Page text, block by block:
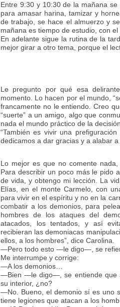
Entre 9:30 y 10:30 de la mañana
para amasar harina, tamizar y
de trabajo, se hace el almuerzo y
mañana es tiempo de estudio, con
En adelante sigue la rutina de la
mejor girar a otro tema, porque el
Le pregunto por qué esa
momento. Lo hacen por el mundo,
francamente no le entiendo. Creo
“suerte” a un amigo, algo que
nada el mundo práctico de la
“También es vivir una
dedicamos a dar gracias y a alabar
Lo mejor es que no comente
Para describir un poco más le pido
de vida, y obtengo mi lección. La
Elías, en el monte Carmelo, con
para vivir en el espíritu y no en la
combatir a los demonios, para
hombres de los ataques del
atacados, los tentados, y así
recibieran las demoniacas
ellos, a los hombres”, dice Carolina.
—Pero todo esto —le digo—, se
Me interrumpe y corrige:
—A los demonios…
—Bien —le digo—, se entiende que
su interior, ¿no?
—No. Bueno, el demonio sí es uno
tiene legiones que atacan a los